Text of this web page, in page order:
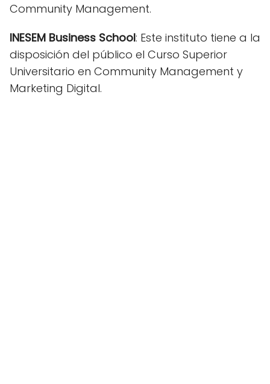
Community Management.
INESEM Business School: Este instituto tiene a la
disposición del público el Curso Superior
Universitario en Community Management y
Marketing Digital.